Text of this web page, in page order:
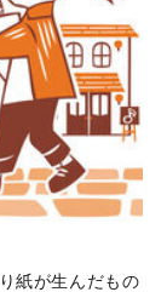
紙が生んだもの